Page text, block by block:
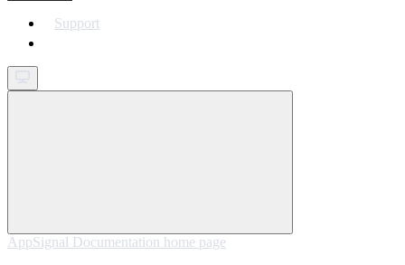
Support
AppSignal Documentation home page